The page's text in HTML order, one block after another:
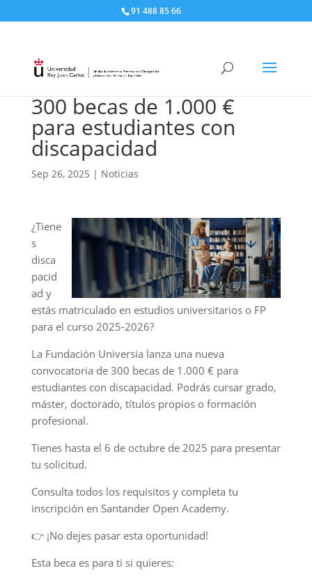
91 488 85 66
300 becas de 1.000 €
para estudiantes con
discapacidad
Sep 26, 2025 | Noticias
¿Tiene
s
disca
pacid
ad y
estás matriculado en estudios universitarios o FP
para el curso 2025-2026?
La Fundación Universia lanza una nueva
convocatoria de 300 becas de 1.000 € para
estudiantes con discapacidad. Podrás cursar grado,
máster, doctorado, títulos propios o formación
profesional.
Tienes hasta el 6 de octubre de 2025 para presentar
tu solicitud.
Consulta todos los requisitos y completa tu
inscripción en Santander Open Academy.
👉 ¡No dejes pasar esta oportunidad!
Esta beca es para ti si quieres: